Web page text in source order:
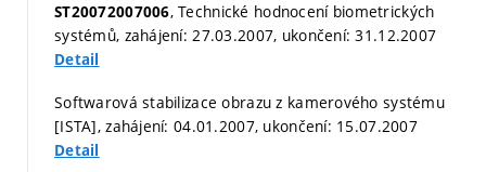
ST20072007006, Technické hodnocení biometrických
systémů, zahájení: 27.03.2007, ukončení: 31.12.2007
Detail
Softwarová stabilizace obrazu z kamerového systému
[ISTA], zahájení: 04.01.2007, ukončení: 15.07.2007
Detail